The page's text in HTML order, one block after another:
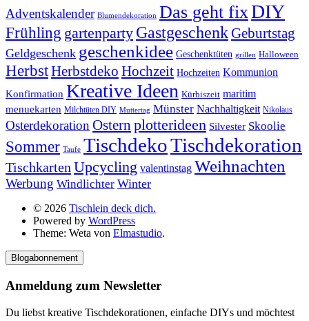
Adventskalender Blumendekoration Das geht fixDIY
Frühling gartenparty GastgeschenkGeburtstag
Geldgeschenk geschenkidee Geschenktüten grillen Halloween
HerbstHerbstdeko Hochzeit Hochzeiten Kommunion
Konfirmation Kreative Ideen Kürbiszeit maritim
menuekarten Milchtüten DIY Muttertag Münster Nachhaltigkeit Nikolaus
Osterdekoration Ostern plotterideen Silvester Skoolie
Sommer Taufe TischdekoTischdekoration
Tischkarten Upcycling valentinstag Weihnachten
Werbung Windlichter Winter
© 2026 Tischlein deck dich.
Powered by WordPress
Theme: Weta von Elmastudio.
Blogabonnement
Anmeldung zum Newsletter
Du liebst kreative Tischdekorationen, einfache DIYs und möchtest